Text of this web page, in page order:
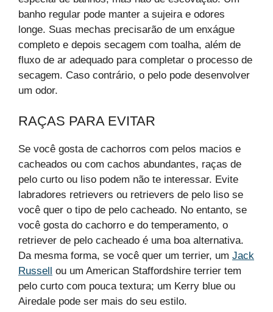
banho regular pode manter a sujeira e odores
longe. Suas mechas precisarão de um enxágue
completo e depois secagem com toalha, além de
fluxo de ar adequado para completar o processo de
secagem. Caso contrário, o pelo pode desenvolver
um odor.
RAÇAS PARA EVITAR
Se você gosta de cachorros com pelos macios e
cacheados ou com cachos abundantes, raças de
pelo curto ou liso podem não te interessar. Evite
labradores retrievers ou retrievers de pelo liso se
você quer o tipo de pelo cacheado. No entanto, se
você gosta do cachorro e do temperamento, o
retriever de pelo cacheado é uma boa alternativa.
Da mesma forma, se você quer um terrier, um Jack
Russell ou um American Staffordshire terrier tem
pelo curto com pouca textura; um Kerry blue ou
Airedale pode ser mais do seu estilo.